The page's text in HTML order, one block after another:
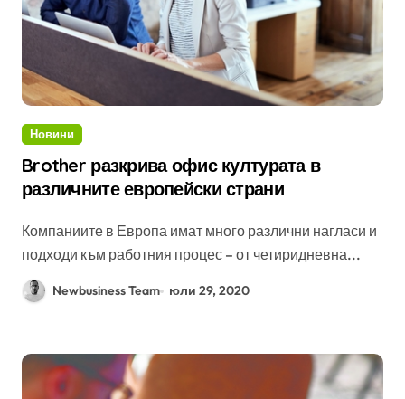
Новини
Brother разкрива офис културата в
различните европейски страни
Компаниите в Европа имат много различни нагласи и
подходи към работния процес – от четиридневна...
Newbusiness Team юли 29, 2020